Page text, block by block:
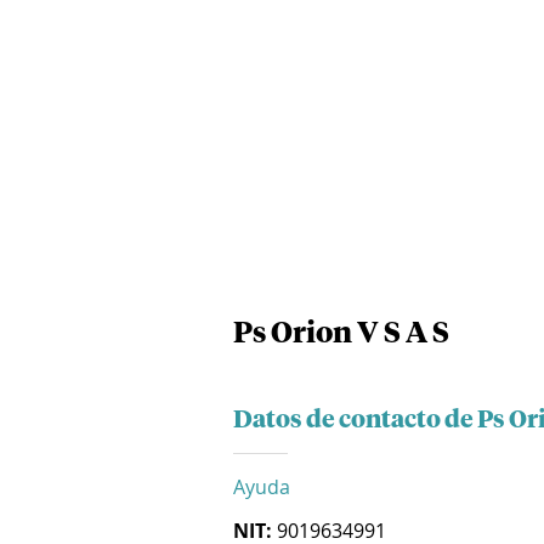
Ps Orion V S A S
Datos de contacto de Ps
Ayuda
NIT: 9019634991